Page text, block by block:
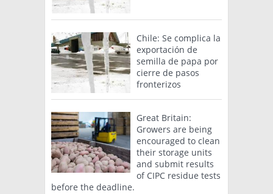
Chile: Se complica la
exportación de
semilla de papa por
cierre de pasos
fronterizos
Great Britain:
Growers are being
encouraged to clean
their storage units
and submit results
of CIPC residue tests
before the deadline.